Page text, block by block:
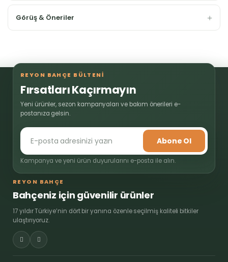
Görüş & Öneriler
REYON BAHÇE BÜLTENİ
Fırsatları Kaçırmayın
Yeni ürünler, sezon kampanyaları ve bakım önerileri e-
postanıza gelsin.
Abone Ol
Kampanya ve yeni ürün duyurularını e-posta ile alın.
REYON BAHÇE
Bahçeniz için güvenilir ürünler
17 yıldır Türkiye’nin dört bir yanına özenle seçilmiş kaliteli bitkiler
ulaştırıyoruz.